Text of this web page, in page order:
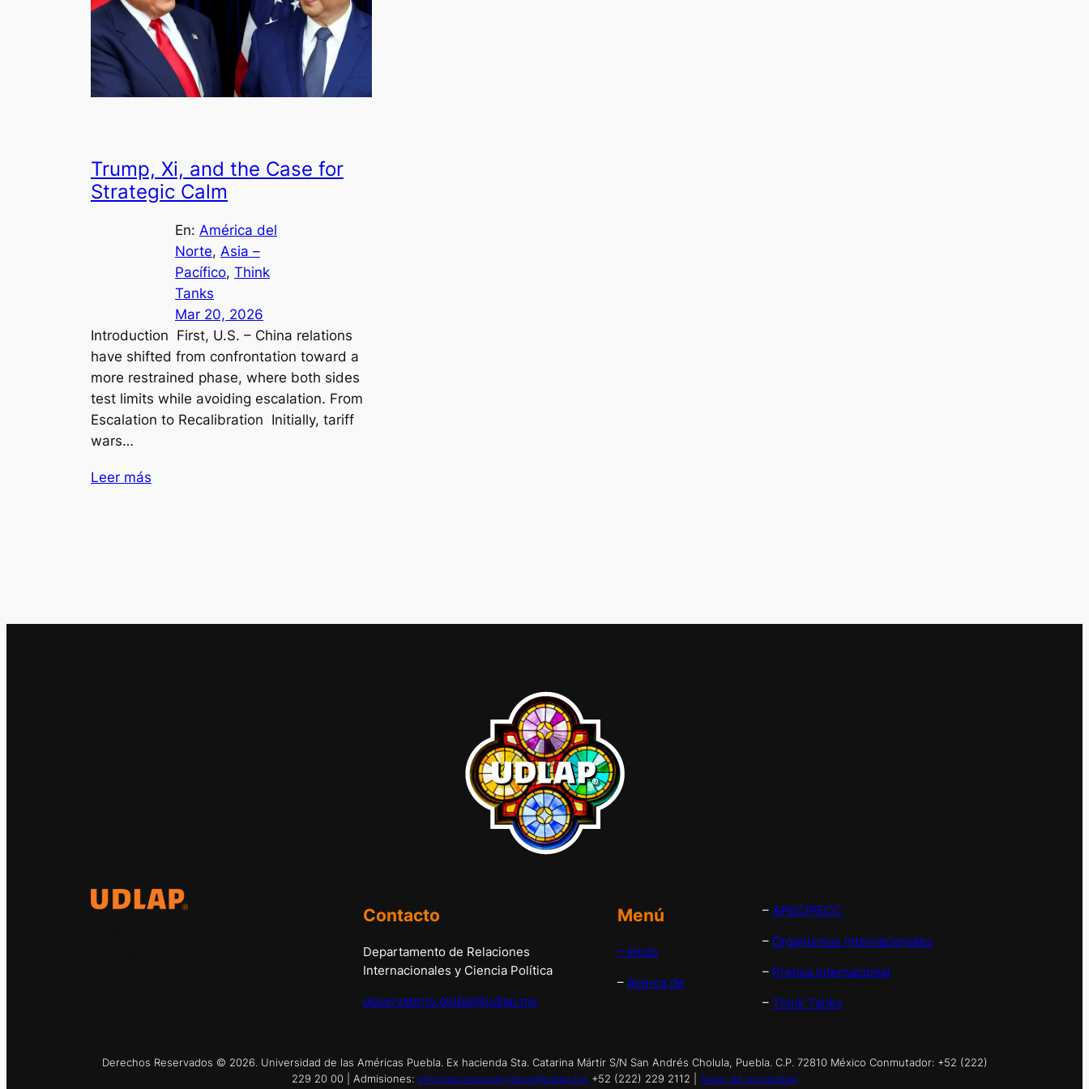
Trump, Xi, and the Case for
Strategic Calm
En: América del
Norte, Asia –
Pacífico, Think
Tanks
Mar 20, 2026
Introduction First, U.S. – China relations
have shifted from confrontation toward a
more restrained phase, where both sides
test limits while avoiding escalation. From
Escalation to Recalibration Initially, tariff
wars…
Leer más
Contacto
Departamento de Relaciones
Internacionales y Ciencia Política
observatorio.global@udlap.mx
Menú
– Inicio
– Acerca de
– APEC/PECC
– Organismos Internacionales
– Prensa Internacional
– Think Tanks
Derechos Reservados © 2026. Universidad de las Américas Puebla. Ex hacienda Sta. Catarina Mártir S/N San Andrés Cholula, Puebla. C.P. 72810 México Conmutador: +52 (222)
229 20 00 | Admisiones: informes.nuevoingreso@udlap.mx +52 (222) 229 2112 | Aviso de privacidad